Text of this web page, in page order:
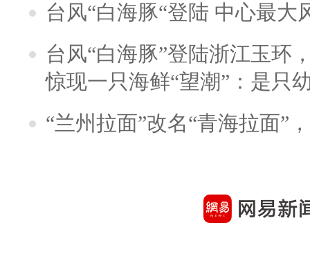
台风“白海豚“登陆 中心最大
台风“白海豚”登陆浙江玉环
惊现一只海鲜“望潮”：是只
“兰州拉面”改名“青海拉面”